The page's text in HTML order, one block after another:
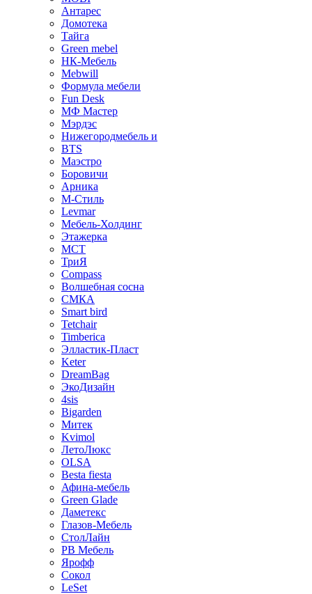
Антарес
Домотека
Тайга
Green mebel
НК-Мебель
Mebwill
Формула мебели
Fun Desk
МФ Мастер
Мэрдэс
Нижегородмебель и
BTS
Маэстро
Боровичи
Арника
М-Стиль
Levmar
Мебель-Холдинг
Этажерка
МСТ
ТриЯ
Compass
Волшебная сосна
СМКА
Smart bird
Tetchair
Timberica
Элластик-Пласт
Keter
DreamBag
ЭкоДизайн
4sis
Bigarden
Митек
Kvimol
ЛетоЛюкс
OLSA
Besta fiesta
Афина-мебель
Green Glade
Даметекс
Глазов-Мебель
СтолЛайн
РВ Мебель
Ярофф
Сокол
LeSet